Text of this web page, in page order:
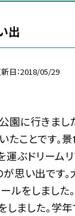
出
日 2018/05/29
園に行きまし
たことです。
運ぶドリーム
思い出です。
ルをしました
しました。学